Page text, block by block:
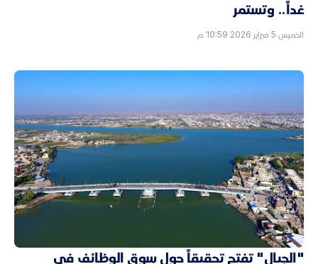
غداً.. وتستمر
الخميس 5 فبراير 2026 10:59 م
"الجبال" تفتح تحقيقاً حول سوق الوظائف في